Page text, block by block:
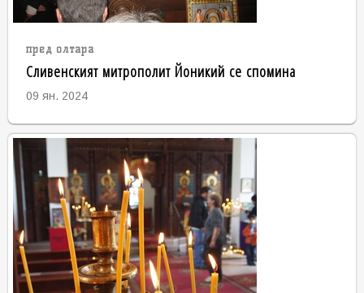
пред олтара
Сливенският митрополит Йоникий се спомина
09 ян. 2024